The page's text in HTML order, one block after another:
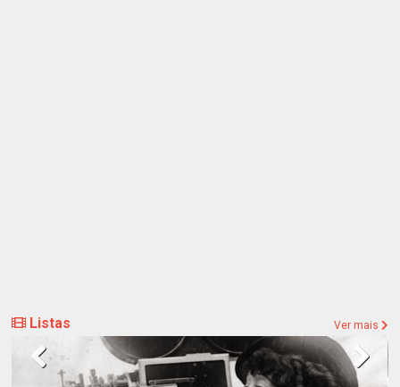
Listas Ver mais